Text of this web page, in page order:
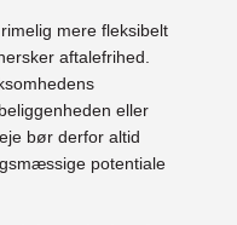
mere fleksibelt
aftalefrihed.
eller
bør derfor altid
potentiale